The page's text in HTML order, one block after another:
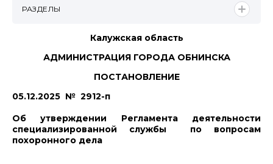
Калужская область
АДМИНИСТРАЦИЯ ГОРОДА ОБНИНСКА
ПОСТАНОВЛЕНИЕ
05.12.2025 № 2912-п
Об утверждении Регламента деятельности
специализированной службы по вопросам
похоронного дела
РАЗДЕЛЫ